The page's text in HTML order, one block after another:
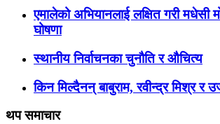
एमालेको अभियानलाई लक्षित गरी मधेसी
घोषणा
स्थानीय निर्वाचनका चुनौति र औचित्य
किन मिल्दैनन् बाबुराम, रवीन्द्र मिश्र र
थप समाचार